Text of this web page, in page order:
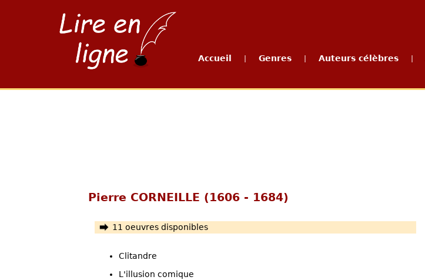
Accueil Genres Auteurs célèbres
Pierre CORNEILLE (1606 - 1684)
11 oeuvres disponibles
Clitandre
L'illusion comique